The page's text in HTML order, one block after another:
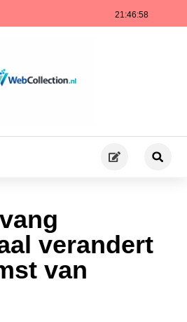
21:46:59
verandert
van